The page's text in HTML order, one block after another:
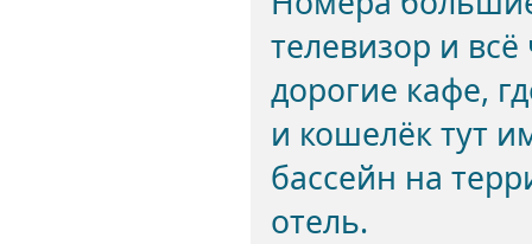
телевизор и
дорогие кафе,
и кошелёк тут
бассейн на
отель.